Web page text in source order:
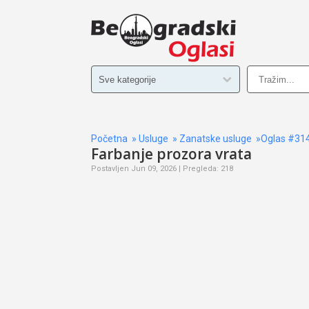
Početna » Usluge » Zanatske usluge »Oglas
Farbanje prozora vrata
Postavljen Jun 09, 2026 | Pregleda: 218